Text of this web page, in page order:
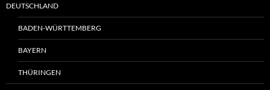
DEUTSCHLAND
BADEN-WÜRTTEMBERG
BAYERN
THÜRINGEN